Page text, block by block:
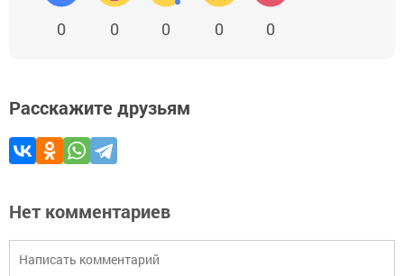
0 0 0 0 0
Расскажите друзьям
Нет комментариев